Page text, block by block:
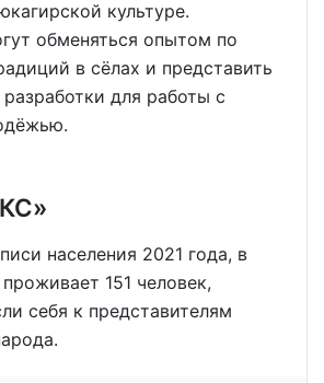
культуре.
обменяться опытом по
в сёлах и представить
для работы с
населения 2021 года, в
151 человек,
себя к представителям